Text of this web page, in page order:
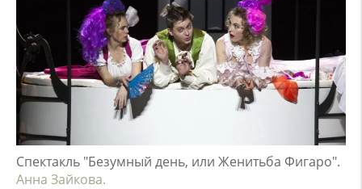
Спектакль "Безумный день, или Женитьба Фигаро".
Анна Зайкова.